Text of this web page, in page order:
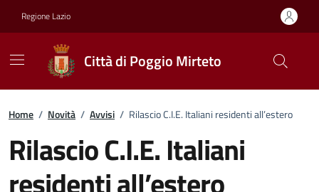
Regione Lazio
Città di Poggio Mirteto
Home / Novità / Avvisi / Rilascio C.I.E. Italiani residenti all’estero
Rilascio C.I.E. Italiani